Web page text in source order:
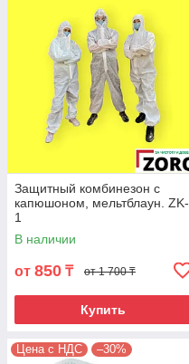
Защитный комбинезон с
капюшоном, мельтблаун. ZK-
1
В наличии
от 850 ₸ от 1 700 ₸
Купить
Цена с НДС –30%